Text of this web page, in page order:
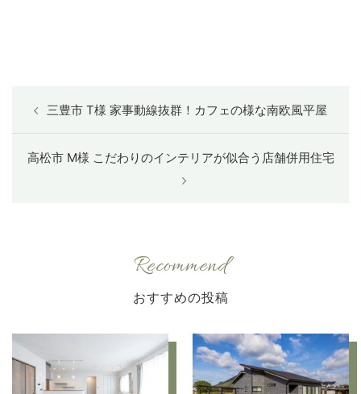
三豊市 T様 家事動線抜群！カフェの様な南欧風平屋
高松市 M様 こだわりのインテリアが似合う店舗併用住宅
Recommend